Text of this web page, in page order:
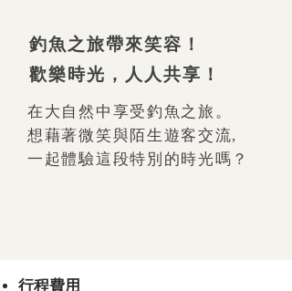
釣魚之旅帶來笑容！
歡樂時光，人人共享！
在大自然中享受釣魚之旅。
想藉著微笑與陌生遊客交流,
一起體驗這段特別的時光嗎？
行程費用